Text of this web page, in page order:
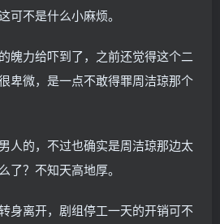
可不是什么小麻烦。
力给吓到了，之前还觉得这个二
卑微，是一点不敢得罪周洁琼那个
的，不过也确实是周洁琼那边太
了？不知天高地厚。
离开，剧组停工一天的开销可不